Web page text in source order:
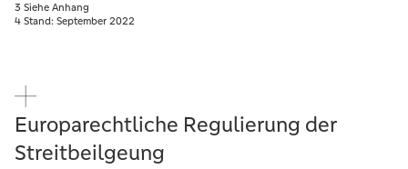
3 Siehe Anhang
4 Stand: September 2022
Europarechtliche Regulierung der
Streitbeilgeung